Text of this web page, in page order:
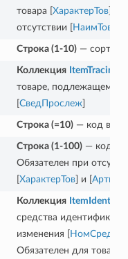
товара [ ХарактерТов].
отсутствии [
НаимТов
Строка (1-10)— сорт
Коллекция
товаре, подлежащем
СведПрослеж]
Строка (=10)— код вида
Строка (1-100)— код
Обязателен при
ХарактерТов] и [
Коллекция
средства
изменения [
Обязателен для